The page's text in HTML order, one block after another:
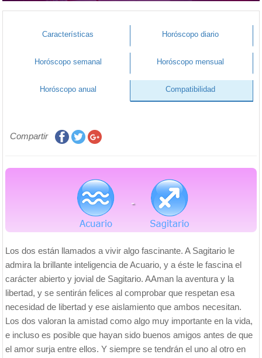
Características Horóscopo diario
Horóscopo semanal Horóscopo mensual
Horóscopo anual Compatibilidad
Compartir
-
Los dos están llamados a vivir algo fascinante. A Sagitario le
admira la brillante inteligencia de Acuario, y a éste le fascina el
carácter abierto y jovial de Sagitario. AAman la aventura y la
libertad, y se sentirán felices al comprobar que respetan esa
necesidad de libertad y ese aislamiento que ambos necesitan.
Los dos valoran la amistad como algo muy importante en la vida,
e incluso es posible que hayan sido buenos amigos antes de que
el amor surja entre ellos. Y siempre se tendrán el uno al otro en